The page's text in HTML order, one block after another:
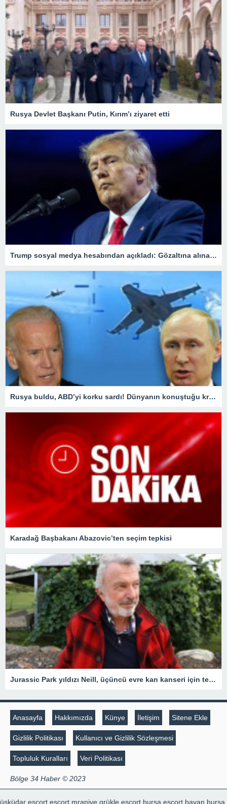
Rusya Devlet Başkanı Putin, Kırım’ı ziyaret etti
Trump sosyal medya hesabından açıkladı: Gözaltına alınacağım
Rusya buldu, ABD’yi korku sardı! Dünyanın konuştuğu krizde kilit ülke Türkiye oldu
Karadağ Başbakanı Abazovic’ten seçim tepkisi
Jurassic Park yıldızı Neill, üçüncü evre kan kanseri için tedavi gördüğünü açıkladı
Anasayfa Hakkımızda Künye İletişim Sitene Ekle
Gizlilik Politikası Kullanıcı ve Gizlilik Sözleşmesi
Topluluk Kuralları Veri Politikası
Bölge 34 Haber © 2023
üsküdar escort escort mraniye grükle escort bursa escort bayan bursa